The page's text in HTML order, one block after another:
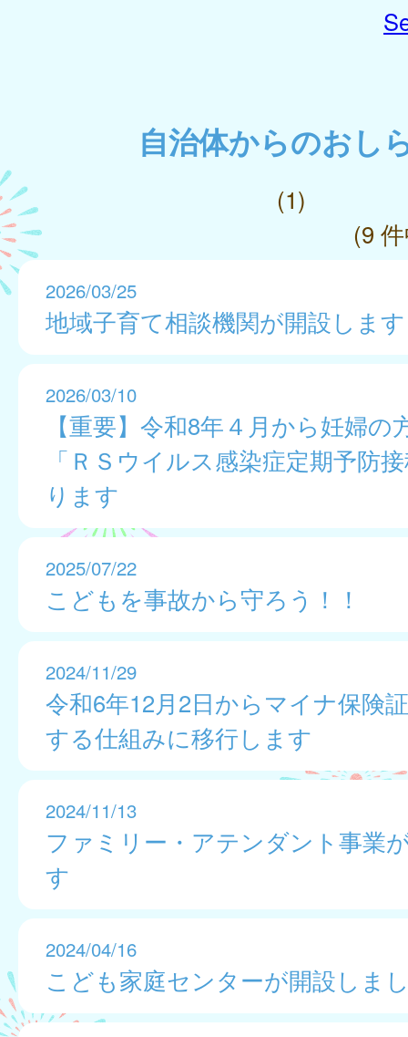
自治体からのおし
(1)
(9
2026/03/25
地域子育て相談機関が開設します
2026/03/10
【重要】令和8年４月から妊婦の
「ＲＳウイルス感染症定期予防
ります
2025/07/22
こどもを事故から守ろう！！
2024/11/29
令和6年12月2日からマイナ保険
する仕組みに移行します
2024/11/13
ファミリー・アテンダント事業
す
2024/04/16
こども家庭センターが開設しま